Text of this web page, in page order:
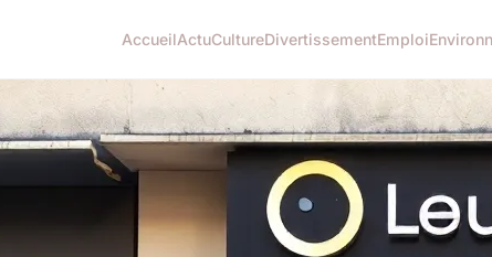
AccueilActuCultureDivertissementEmploi